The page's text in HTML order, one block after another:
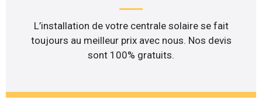
L’installation de votre centrale solaire se fait
toujours au meilleur prix avec nous. Nos devis
sont 100% gratuits.